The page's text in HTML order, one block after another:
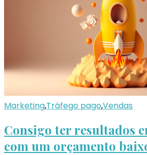
Marketing,Tráfego pago,Vendas
Consigo ter resultados
com um orçamento